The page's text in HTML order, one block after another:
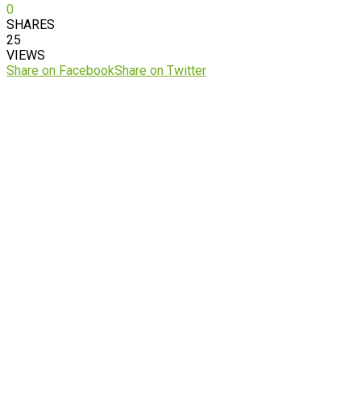
0
SHARES
25
VIEWS
Share on FacebookShare on Twitter